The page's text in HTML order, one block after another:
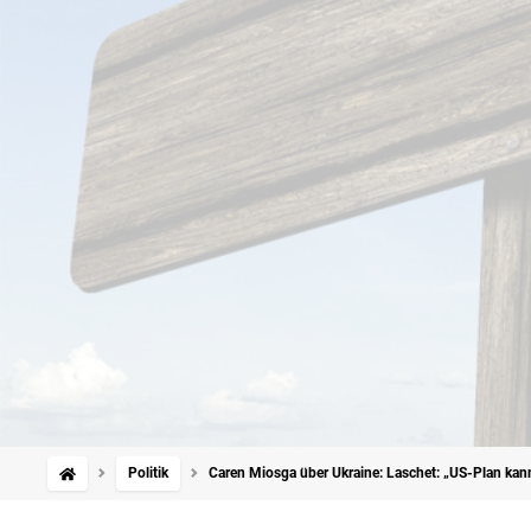
Politik Caren Miosga über Ukraine: Laschet: „US-Plan